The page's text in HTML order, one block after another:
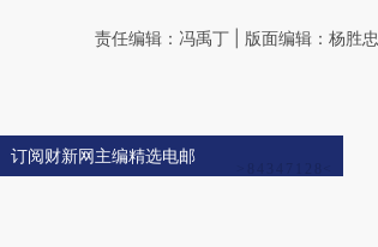
责任编辑：冯禹丁 | 版面编辑：杨胜忠
订阅财新网主编精选电邮